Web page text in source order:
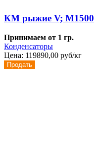
КМ рыжие V; M1500
Принимаем от 1 гр.
Конденсаторы
Цена: 119890,00 руб/кг
Продать